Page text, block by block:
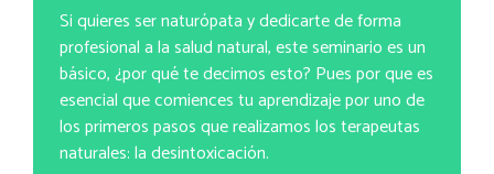
Si quieres ser naturópata y dedicarte de forma
profesional a la salud natural, este seminario es un
básico, ¿por qué te decimos esto? Pues por que es
esencial que comiences tu aprendizaje por uno de
los primeros pasos que realizamos los terapeutas
naturales: la desintoxicación.